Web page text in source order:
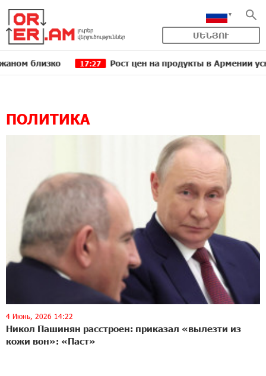
ՄԵՆՅՈՒ
цен на продукты в Армении ускорился до 8,6%: ЕАБР
ПОЛИТИКА
4 Июнь, 2026 14:22
Никол Пашинян расстроен: приказал «вылезти из
кожи вон»: «Паст»